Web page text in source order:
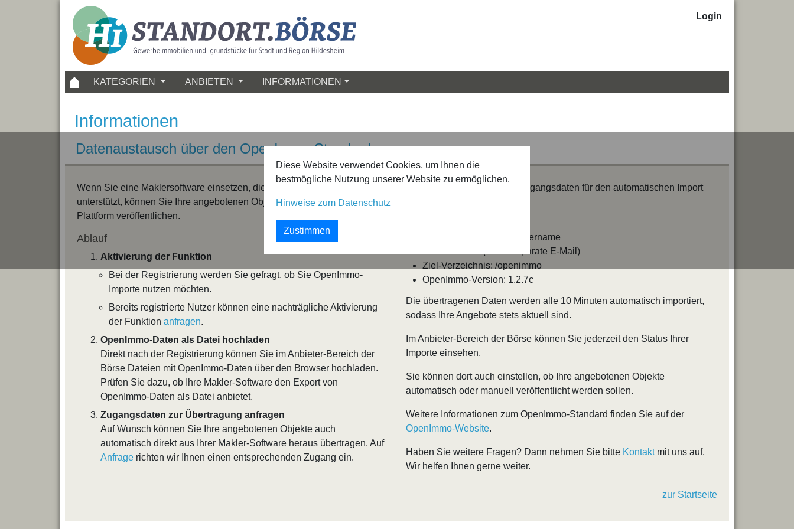
Login
KATEGORIEN ANBIETEN INFORMATIONEN
Informationen
Datenaustausch über den OpenImmo-Standard
Wenn Sie eine Maklersoftware einsetzen, die den OpenImmo-Standard
unterstützt, können Sie Ihre angebotenen Objekte nahtlos auf unserer
Plattform veröffentlichen.
Ablauf
Aktivierung der Funktion
Bei der Registrierung werden Sie gefragt, ob Sie OpenImmo-
Importe nutzen möchten.
Bereits registrierte Nutzer können eine nachträgliche Aktivierung
der Funktion anfragen.
OpenImmo-Daten als Datei hochladen
Direkt nach der Registrierung können Sie im Anbieter-Bereich der
Börse Dateien mit OpenImmo-Daten über den Browser hochladen.
Prüfen Sie dazu, ob Ihre Makler-Software den Export von
OpenImmo-Daten als Datei anbietet.
Zugangsdaten zur Übertragung anfragen
Auf Wunsch können Sie Ihre angebotenen Objekte auch
automatisch direkt aus Ihrer Makler-Software heraus übertragen. Auf
Anfrage richten wir Ihnen einen entsprechenden Zugang ein.
Im folgenden beispielhafte Zugangsdaten für den automatischen Import
Benutzer: beispiel.benutzername
Passwort: **** (siehe separate E-Mail)
Ziel-Verzeichnis: /openimmo
OpenImmo-Version: 1.2.7c
Die übertragenen Daten werden alle 10 Minuten automatisch importiert,
sodass Ihre Angebote stets aktuell sind.
Im Anbieter-Bereich der Börse können Sie jederzeit den Status Ihrer
Importe einsehen.
Sie können dort auch einstellen, ob Ihre angebotenen Objekte
automatisch oder manuell veröffentlicht werden sollen.
Weitere Informationen zum OpenImmo-Standard finden Sie auf der
OpenImmo-Website.
Haben Sie weitere Fragen? Dann nehmen Sie bitte Kontaktmit uns auf.
Wir helfen Ihnen gerne weiter.
zur Startseite
Diese Website verwendet Cookies, um Ihnen die
bestmögliche Nutzung unserer Website zu ermöglichen.
Hinweise zum Datenschutz
Zustimmen